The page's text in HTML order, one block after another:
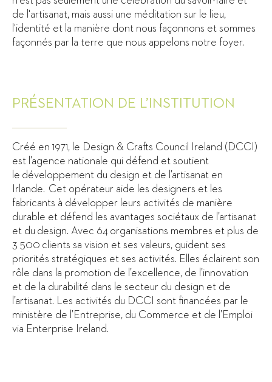
de l'artisanat, mais aussi une méditation sur le lieu,
l'identité et la manière dont nous façonnons et sommes
façonnés par la terre que nous appelons notre foyer.
PRÉSENTATION DE L’INSTITUTION
Créé en 1971, le Design & Crafts Council Ireland (DCCI)
est l’agence nationale qui défend et soutient
le développement du design et de l’artisanat en
Irlande. Cet opérateur aide les designers et les
fabricants à développer leurs activités de manière
durable et défend les avantages sociétaux de l’artisanat
et du design. Avec 64 organisations membres et plus de
3 500 clients sa vision et ses valeurs, guident ses
priorités stratégiques et ses activités. Elles éclairent son
rôle dans la promotion de l’excellence, de l’innovation
et de la durabilité dans le secteur du design et de
l’artisanat. Les activités du DCCI sont financées par le
ministère de l’Entreprise, du Commerce et de l’Emploi
via Enterprise Ireland.